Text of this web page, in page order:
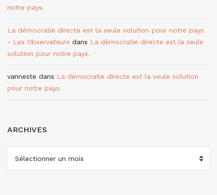
notre pays.
La démocratie directe est la seule solution pour notre pays.
- Les Observateurs dans La démocratie directe est la seule
solution pour notre pays.
vanneste dans La démocratie directe est la seule solution
pour notre pays.
ARCHIVES
ARCHIVES